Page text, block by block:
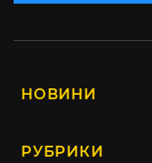
НОВИНИ
РУБРИКИ